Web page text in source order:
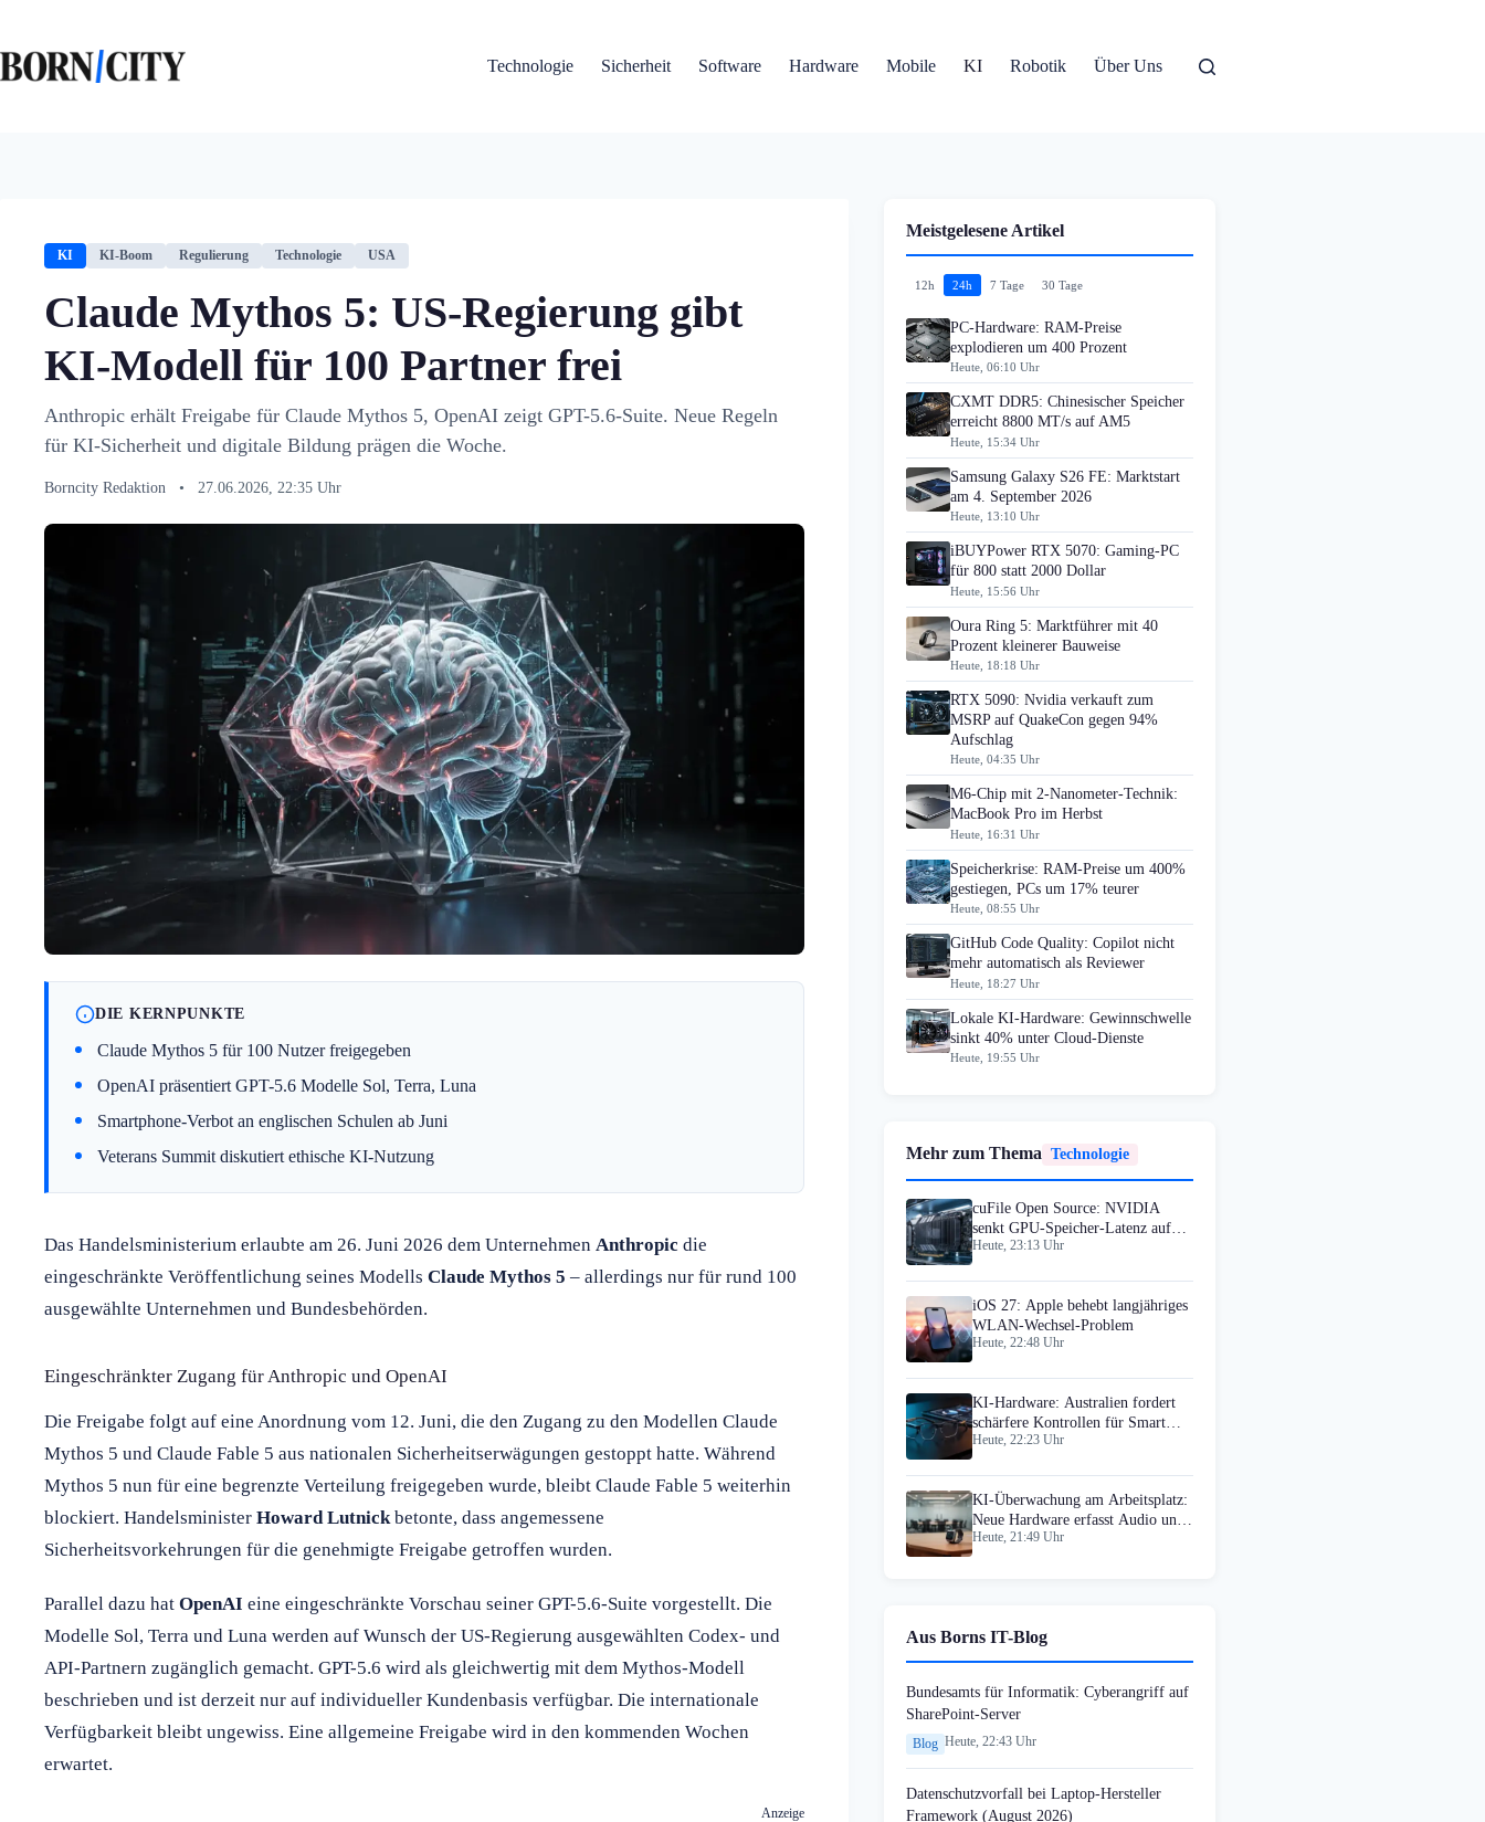
springen
Technologie
Sicherheit Software Hardware Mobile KI Robotik Über Uns
KI KI-Boom Regulierung Technologie USA
Claude Mythos 5: US-Regierung gibt
KI-Modell für 100 Partner frei
Anthropic erhält Freigabe für Claude Mythos 5, OpenAI zeigt GPT-5.6-Suite. Neue Regeln
für KI-Sicherheit und digitale Bildung prägen die Woche.
Borncity Redaktion • 27.06.2026, 22:35 Uhr
DIE KERNPUNKTE
Claude Mythos 5 für 100 Nutzer freigegeben
OpenAI präsentiert GPT-5.6 Modelle Sol, Terra, Luna
Smartphone-Verbot an englischen Schulen ab Juni
Veterans Summit diskutiert ethische KI-Nutzung
Das Handelsministerium erlaubte am 26. Juni 2026 dem Unternehmen Anthropic die
eingeschränkte Veröffentlichung seines Modells Claude Mythos 5 – allerdings nur für rund 100
ausgewählte Unternehmen und Bundesbehörden.
Eingeschränkter Zugang für Anthropic und OpenAI
Die Freigabe folgt auf eine Anordnung vom 12. Juni, die den Zugang zu den Modellen Claude
Mythos 5 und Claude Fable 5 aus nationalen Sicherheitserwägungen gestoppt hatte. Während
Mythos 5 nun für eine begrenzte Verteilung freigegeben wurde, bleibt Claude Fable 5 weiterhin
blockiert. Handelsminister Howard Lutnick betonte, dass angemessene
Sicherheitsvorkehrungen für die genehmigte Freigabe getroffen wurden.
Parallel dazu hat OpenAI eine eingeschränkte Vorschau seiner GPT-5.6-Suite vorgestellt. Die
Modelle Sol, Terra und Luna werden auf Wunsch der US-Regierung ausgewählten Codex- und
API-Partnern zugänglich gemacht. GPT-5.6 wird als gleichwertig mit dem Mythos-Modell
beschrieben und ist derzeit nur auf individueller Kundenbasis verfügbar. Die internationale
Verfügbarkeit bleibt ungewiss. Eine allgemeine Freigabe wird in den kommenden Wochen
erwartet.
Anzeige
Meistgelesene Artikel
12h 24h 7 Tage 30 Tage
PC-Hardware: RAM-Preise
explodieren um 400 Prozent
Heute, 06:10 Uhr
CXMT DDR5: Chinesischer Speicher
erreicht 8800 MT/s auf AM5
Heute, 15:34 Uhr
Samsung Galaxy S26 FE: Marktstart
am 4. September 2026
Heute, 13:10 Uhr
iBUYPower RTX 5070: Gaming-PC
für 800 statt 2000 Dollar
Heute, 15:56 Uhr
Oura Ring 5: Marktführer mit 40
Prozent kleinerer Bauweise
Heute, 18:18 Uhr
RTX 5090: Nvidia verkauft zum
MSRP auf QuakeCon gegen 94%
Aufschlag
Heute, 04:35 Uhr
M6-Chip mit 2-Nanometer-Technik:
MacBook Pro im Herbst
Heute, 16:31 Uhr
Speicherkrise: RAM-Preise um 400%
gestiegen, PCs um 17% teurer
Heute, 08:55 Uhr
GitHub Code Quality: Copilot nicht
mehr automatisch als Reviewer
Heute, 18:27 Uhr
Lokale KI-Hardware: Gewinnschwelle
sinkt 40% unter Cloud-Dienste
Heute, 19:55 Uhr
Mehr zum Thema Technologie
cuFile Open Source: NVIDIA
senkt GPU-Speicher-Latenz auf
Mikrosekunden
Heute, 23:13 Uhr
iOS 27: Apple behebt langjähriges
WLAN-Wechsel-Problem
Heute, 22:48 Uhr
KI-Hardware: Australien fordert
schärfere Kontrollen für Smart
Glasses
Heute, 22:23 Uhr
KI-Überwachung am Arbeitsplatz:
Neue Hardware erfasst Audio und
Video
Heute, 21:49 Uhr
Aus Borns IT-Blog
Bundesamts für Informatik: Cyberangriff auf
SharePoint-Server
Blog Heute, 22:43 Uhr
Datenschutzvorfall bei Laptop-Hersteller
Framework (August 2026)